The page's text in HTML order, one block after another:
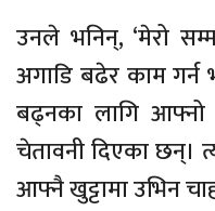
उनले भनिन्, ‘मेरो
अगाडि बढेर काम
बढ्नका लागि आफ्नो
चेतावनी दिएका छन्।
आफ्नै खुट्टामा उभिन